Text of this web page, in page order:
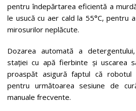
pentru îndepărtarea eficientă a
le usucă cu aer cald la 55°C, pentru
mirosurilor neplăcute.
Dozarea automată a
stației cu apă fierbinte și uscarea
proaspăt asigură faptul că
pentru următoarea sesiune de
manuale frecvente.